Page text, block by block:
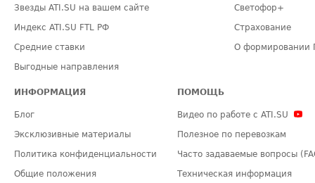
Звезды ATI.SU на вашем сайте
Индекс ATI.SU FTL РФ
Средние ставки
Выгодные направления
Светофор+
Страхование
О формировании
ИНФОРМАЦИЯ
Блог
Эксклюзивные материалы
Политика конфиденциальности
Общие положения
ПОМОЩЬ
Видео по работе с ATI.SU
Полезное по перевозкам
Часто задаваемые вопросы
Техническая информация